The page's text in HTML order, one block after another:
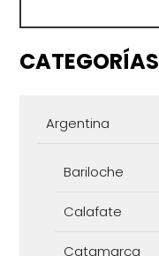
CATEGORÍAS
Argentina
Bariloche
Calafate
Catamarca